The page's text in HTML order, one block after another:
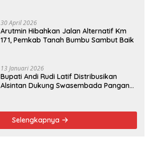
30 April 2026
Arutmin Hibahkan Jalan Alternatif Km
171, Pemkab Tanah Bumbu Sambut Baik
13 Januari 2026
Bupati Andi Rudi Latif Distribusikan
Alsintan Dukung Swasembada Pangan
Selengkapnya